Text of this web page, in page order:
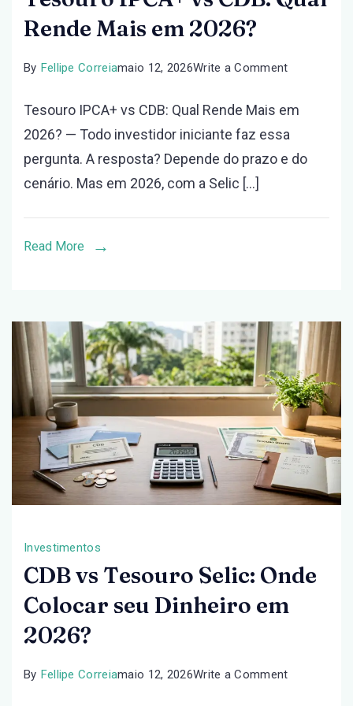
Rende Mais em 2026?
By Fellipe Correiamaio 12, 2026Write a Commenton
IPCA+
vs
CDB:
Tesouro IPCA+ vs CDB: Qual Rende Mais em
2026? — Todo investidor iniciante faz essa
pergunta. A resposta? Depende do prazo e do
cenário. Mas em 2026, com a Selic […]
Read More
Investimentos
CDB vs Tesouro Selic: Onde
Colocar seu Dinheiro em
2026?
By Fellipe Correiamaio 12, 2026Write a Commenton